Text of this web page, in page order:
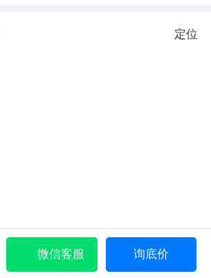
定位
微信客服 询底价